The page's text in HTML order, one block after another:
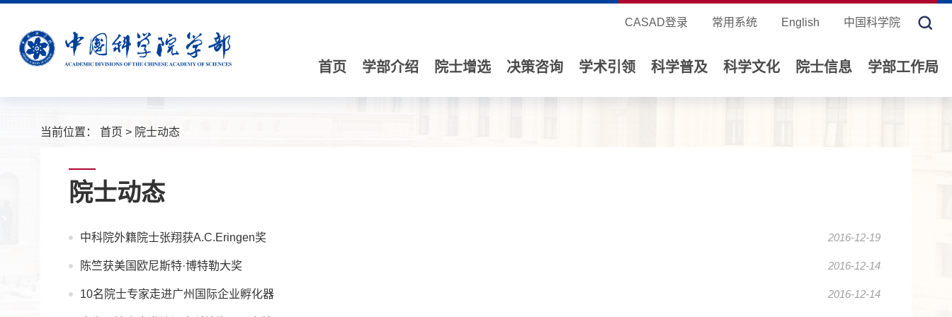
CASAD登录 常用系统 English 中国科学院
首页 学部介绍 院士增选 决策咨询 学术引领 科学普及 科学文化 院士信息 学部工作局
当前位置： 首页 > 院士动态
院士动态
2016-12-19
中科院外籍院士张翔获A.C.Eringen奖
2016-12-14
陈竺获美国欧尼斯特·博特勒大奖
2016-12-14
10名院士专家走进广州国际企业孵化器